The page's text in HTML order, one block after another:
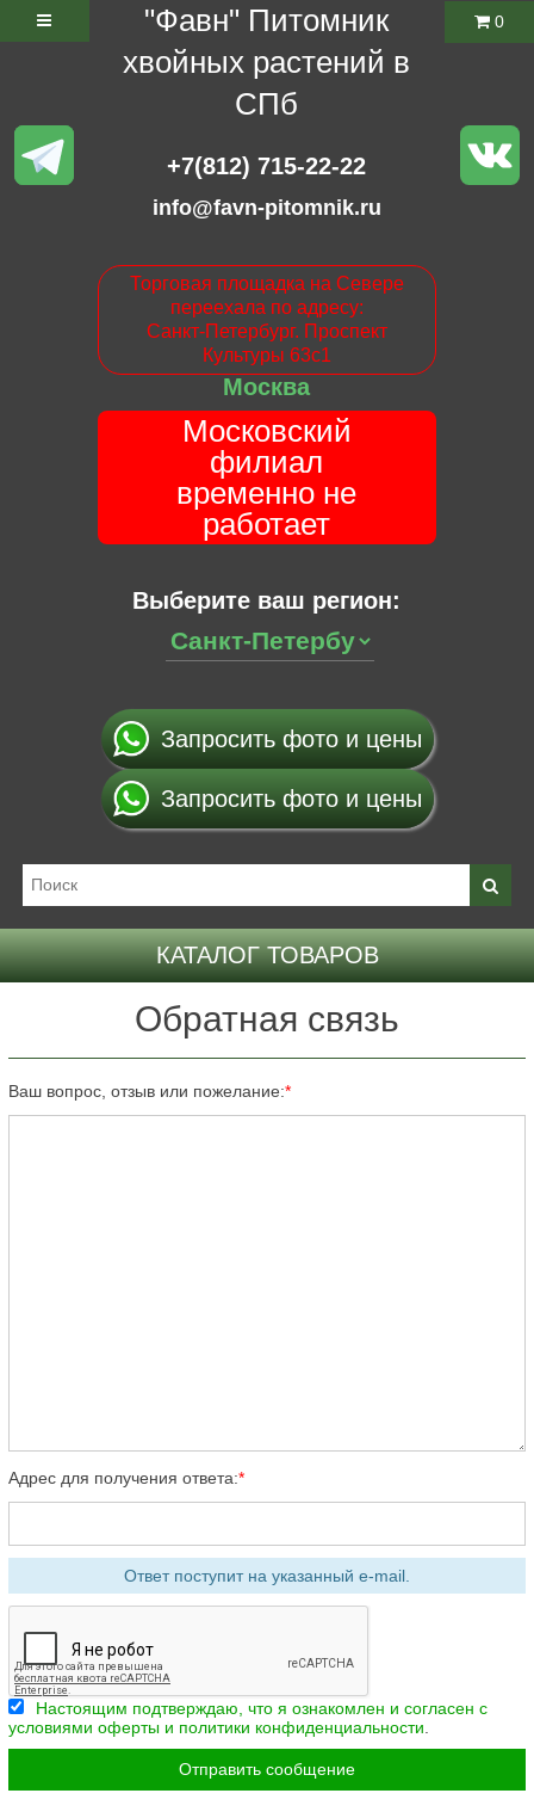
"Фавн" Питомник
хвойных растений в
СПб
+7(812) 715-22-22
info@favn-pitomnik.ru
Торговая площадка на Севере
переехала по адресу:
Санкт-Петербург. Проспект
Культуры 63с1
Москва
Московский
филиал
временно не
работает
Выберите ваш регион:
0
Запросить фото и цены
Запросить фото и цены
КАТАЛОГ ТОВАРОВ
Обратная связь
Ваш вопрос, отзыв или пожелание:
Адрес для получения ответа:
Ответ поступит на указанный e-mail.
Настоящим подтверждаю, что я ознакомлен и согласен с
условиями оферты и политики конфиденциальности